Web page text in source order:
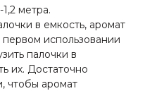
метра.
в емкость, аромат
использовании
палочки в
их. Достаточно
чтобы аромат